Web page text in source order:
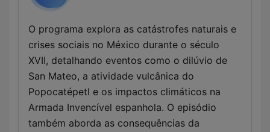
O programa explora as catástrofes naturais e
crises sociais no México durante o século
XVII, detalhando eventos como o dilúvio de
San Mateo, a atividade vulcânica do
Popocatépetl e os impactos climáticos na
Armada Invencível espanhola. O episódio
também aborda as consequências da